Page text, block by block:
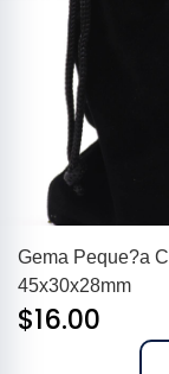
Gema Peque?a
45x30x28mm
$16.00